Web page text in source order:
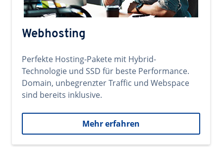
Webhosting
Perfekte Hosting-Pakete mit Hybrid-
Technologie und SSD für beste Performance.
Domain, unbegrenzter Traffic und Webspace
sind bereits inklusive.
Mehr erfahren